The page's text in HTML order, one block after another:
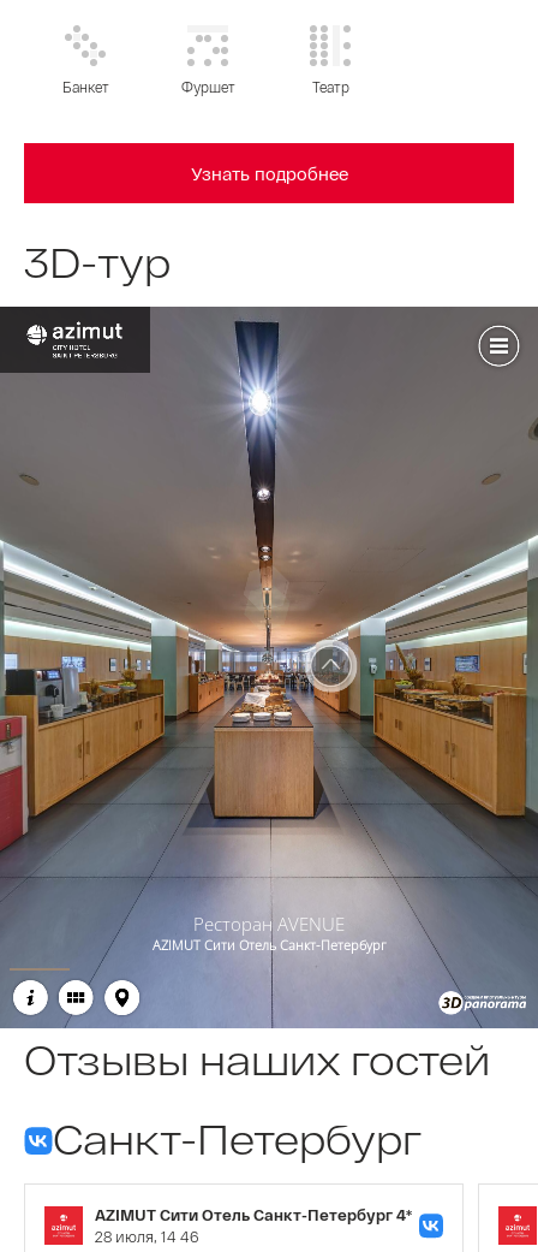
Банкет Фуршет Театр
Узнать подробнее
3D-тур
Отзывы наших гостей
Санкт-Петербург
AZIMUT Сити Отель Санкт-Петербург 4*
28 июля, 14 46